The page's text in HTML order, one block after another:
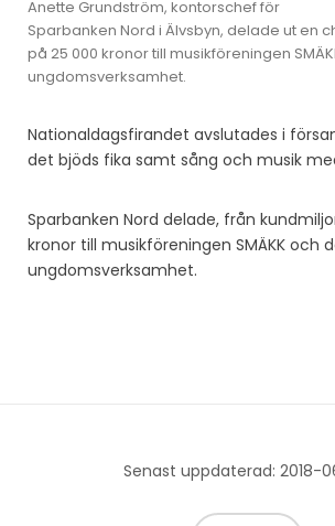
Anette Grundström, kontorschef för
Sparbanken Nord i Älvsbyn, delade ut en
på 25 000 kronor till musikföreningen
ungdomsverksamhet.
Nationaldagsfirandet avslutades i
det bjöds fika samt sång och musik
Sparbanken Nord delade, från
kronor till musikföreningen SMÄKK och
ungdomsverksamhet.
Senast uppdaterad: 2018-